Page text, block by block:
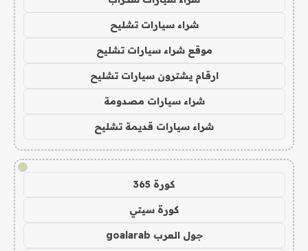
شراء سيارات تشليح
موقع شراء سيارات تشليح
ارقام يشترون سيارات تشليح
شراء سيارات مصدومة
شراء سيارات قديمة تشليح
!
كورة 365
كورة سيتي
جول العرب goalarab